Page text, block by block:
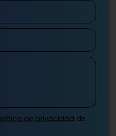
de privacidad de